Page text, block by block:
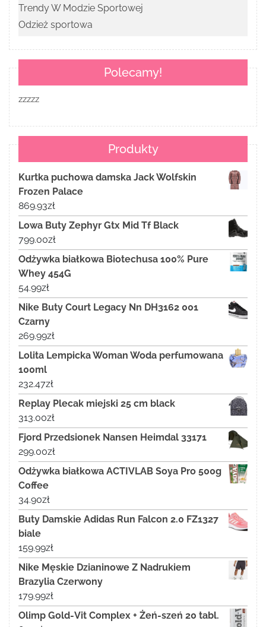
Trendy W Modzie Sportowej
Odzież sportowa
Polecamy!
zzzzz
Produkty
Kurtka puchowa damska Jack Wolfskin
Frozen Palace
869.93zł
Lowa Buty Zephyr Gtx Mid Tf Black
799.00zł
Odżywka białkowa Biotechusa 100% Pure
Whey 454G
54.99zł
Nike Buty Court Legacy Nn DH3162 001
Czarny
269.99zł
Lolita Lempicka Woman Woda perfumowana
100ml
232.47zł
Replay Plecak miejski 25 cm black
313.00zł
Fjord Przedsionek Nansen Heimdal 33171
299.00zł
Odżywka białkowa ACTIVLAB Soya Pro 500g
Coffee
34.90zł
Buty Damskie Adidas Run Falcon 2.0 FZ1327
biale
159.99zł
Nike Męskie Dzianinowe Z Nadrukiem
Brazylia Czerwony
179.99zł
Olimp Gold-Vit Complex + Żeń-szeń 20 tabl.